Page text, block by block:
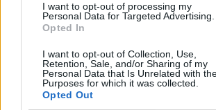
I want to opt-out of processing my
Personal Data for Targeted Advertising.
Opted In
I want to opt-out of Collection, Use,
Retention, Sale, and/or Sharing of my
Personal Data that Is Unrelated with
Purposes for which it was collected.
Opted Out